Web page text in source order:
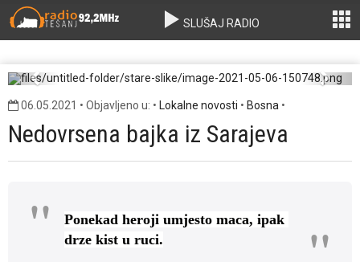
SLUŠAJ RADIO
Previous Next
06.05.2021 • Objavljeno u: • Lokalne novosti • Bosna •
Nedovrsena bajka iz Sarajeva
Ponekad heroji umjesto maca, ipak
drze kist u ruci.